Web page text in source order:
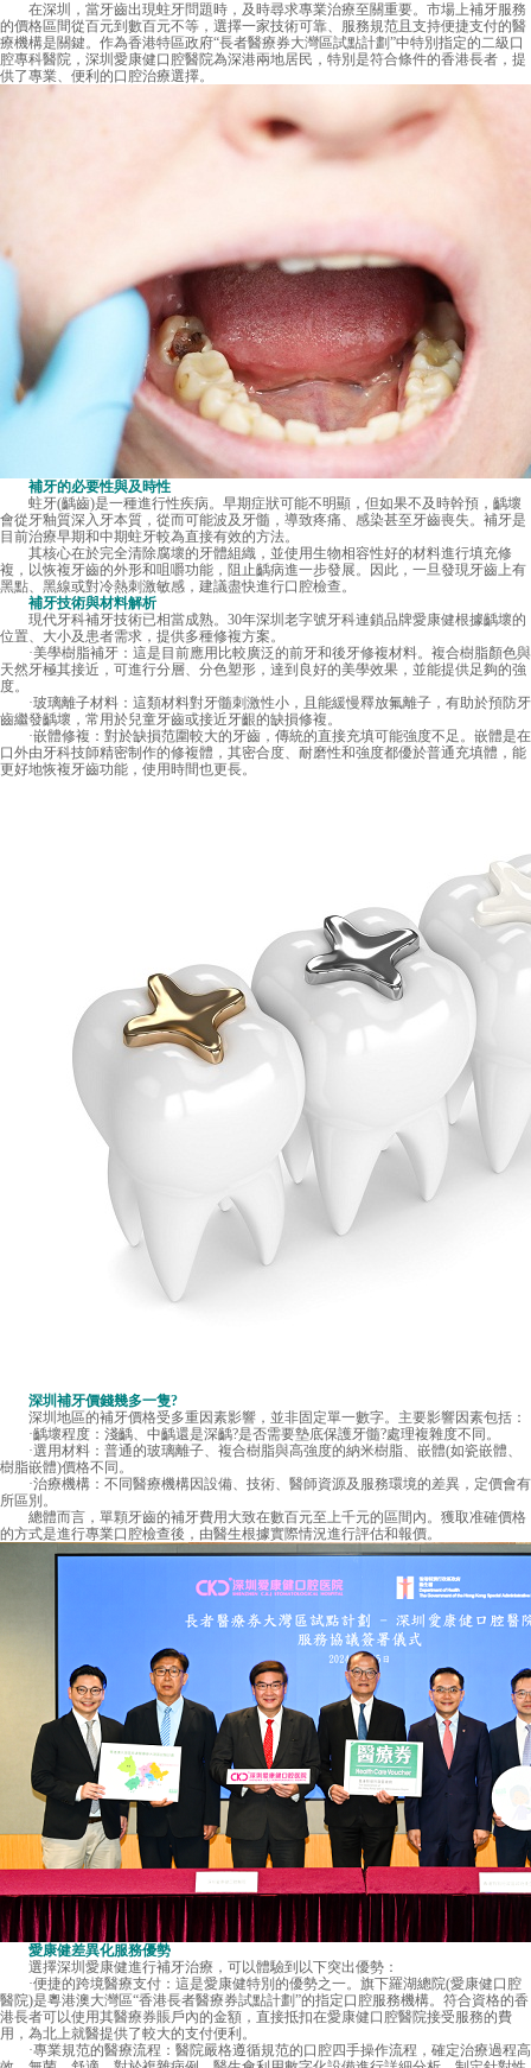
在深圳，當牙齒出現蛀牙問題時，及時尋求專業治療至關重要。市場上補牙服務
的價格區間從百元到數百元不等，選擇一家技術可靠、服務規范且支持便捷支付的醫
療機構是關鍵。作為香港特區政府“長者醫療券大灣區試點計劃”中特別指定的二級口
腔專科醫院，深圳愛康健口腔醫院為深港兩地居民，特別是符合條件的香港長者，提
供了專業、便利的口腔治療選擇。
補牙的必要性與及時性
蛀牙(齲齒)是一種進行性疾病。早期症狀可能不明顯，但如果不及時幹預，齲壞
會從牙釉質深入牙本質，從而可能波及牙髓，導致疼痛、感染甚至牙齒喪失。補牙是
目前治療早期和中期蛀牙較為直接有效的方法。
其核心在於完全清除腐壞的牙體組織，並使用生物相容性好的材料進行填充修
複，以恢複牙齒的外形和咀嚼功能，阻止齲病進一步發展。因此，一旦發現牙齒上有
黑點、黑線或對冷熱刺激敏感，建議盡快進行口腔檢查。
補牙技術與材料解析
現代牙科補牙技術已相當成熟。30年深圳老字號牙科連鎖品牌愛康健根據齲壞的
位置、大小及患者需求，提供多種修複方案。
·美學樹脂補牙：這是目前應用比較廣泛的前牙和後牙修複材料。複合樹脂顏色與
天然牙極其接近，可進行分層、分色塑形，達到良好的美學效果，並能提供足夠的強
度。
·玻璃離子材料：這類材料對牙髓刺激性小，且能緩慢釋放氟離子，有助於預防牙
齒繼發齲壞，常用於兒童牙齒或接近牙齦的缺損修複。
·嵌體修複：對於缺損范圍較大的牙齒，傳統的直接充填可能強度不足。嵌體是在
口外由牙科技師精密制作的修複體，其密合度、耐磨性和強度都優於普通充填體，能
更好地恢複牙齒功能，使用時間也更長。
深圳補牙價錢幾多一隻?
深圳地區的補牙價格受多重因素影響，並非固定單一數字。主要影響因素包括：
·齲壞程度：淺齲、中齲還是深齲?是否需要墊底保護牙髓?處理複雜度不同。
·選用材料：普通的玻璃離子、複合樹脂與高強度的納米樹脂、嵌體(如瓷嵌體、
樹脂嵌體)價格不同。
·治療機構：不同醫療機構因設備、技術、醫師資源及服務環境的差異，定價會有
所區別。
總體而言，單顆牙齒的補牙費用大致在數百元至上千元的區間內。獲取准確價格
的方式是進行專業口腔檢查後，由醫生根據實際情況進行評估和報價。
愛康健差異化服務優勢
選擇深圳愛康健進行補牙治療，可以體驗到以下突出優勢：
·便捷的跨境醫療支付：這是愛康健特別的優勢之一。旗下羅湖總院(愛康健口腔
醫院)是粵港澳大灣區“香港長者醫療券試點計劃”的指定口腔服務機構。符合資格的香
港長者可以使用其醫療券賬戶內的金額，直接抵扣在愛康健口腔醫院接受服務的費
用，為北上就醫提供了較大的支付便利。
·專業規范的醫療流程：醫院嚴格遵循規范的口腔四手操作流程，確定治療過程高